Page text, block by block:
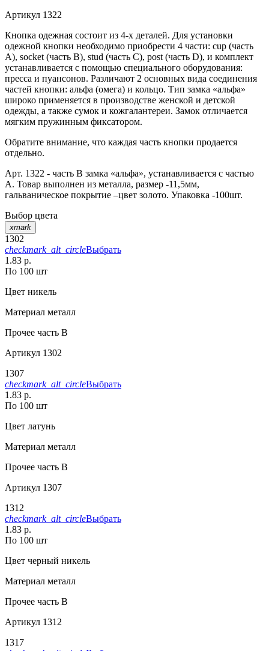
Артикул 1322
Кнопка одежная состоит из 4-х деталей. Для установки
одежной кнопки необходимо приобрести 4 части: cup (часть
А), socket (часть В), stud (часть С), post (часть D), и комплект
устанавливается с помощью специального оборудования:
пресса и пуансонов. Различают 2 основных вида соединения
частей кнопки: альфа (омега) и кольцо. Тип замка «альфа»
широко применяется в производстве женской и детской
одежды, а также сумок и кожгалантереи. Замок отличается
мягким пружинным фиксатором.
Обратите внимание, что каждая часть кнопки продается
отдельно.
Арт. 1322 - часть В замка «альфа», устанавливается с частью
А. Товар выполнен из металла, размер -11,5мм,
гальваническое покрытие –цвет золото. Упаковка -100шт.
Выбор цвета
xmark
1302
checkmark_alt_circleВыбрать
1.83 р.
По 100 шт
Цвет никель
Материал металл
Прочее часть В
Артикул 1302
1307
checkmark_alt_circleВыбрать
1.83 р.
По 100 шт
Цвет латунь
Материал металл
Прочее часть В
Артикул 1307
1312
checkmark_alt_circleВыбрать
1.83 р.
По 100 шт
Цвет черный никель
Материал металл
Прочее часть В
Артикул 1312
1317